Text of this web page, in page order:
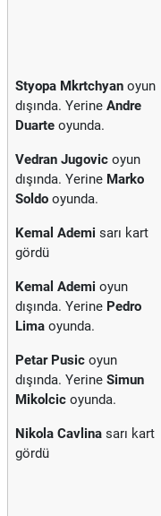
Styopa Mkrtchyan oyun
dışında. Yerine Andre
Duarte oyunda.
Vedran Jugovic oyun
dışında. Yerine Marko
Soldo oyunda.
Kemal Ademi sarı kart
gördü
Kemal Ademi oyun
dışında. Yerine Pedro
Lima oyunda.
Petar Pusic oyun
dışında. Yerine Simun
Mikolcic oyunda.
Nikola Cavlina sarı kart
gördü